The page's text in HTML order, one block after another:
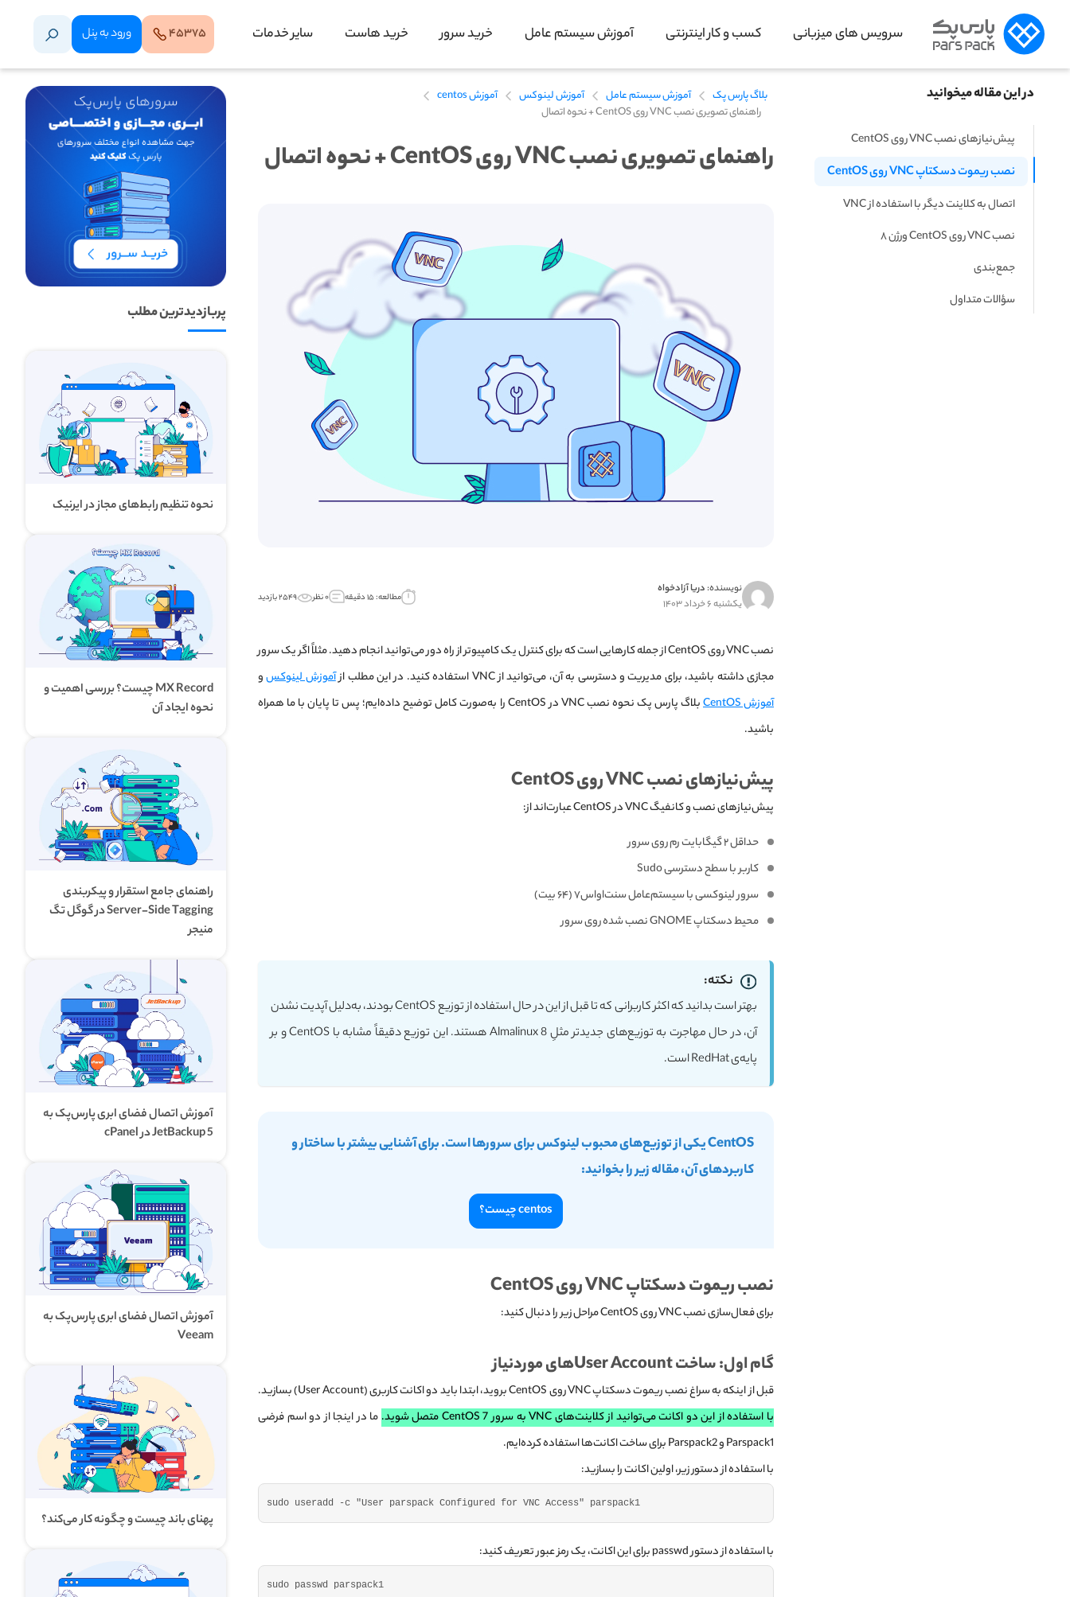
سرویس های میزبانی کسب و کار اینترنتی آموزش سیستم عامل خرید سرور خرید هاست سایر خدمات ۴۵۳۷۵ ورود‌ به‌ پنل
بلاگ پارس پک آموزش سیستم عامل آموزش لینوکس
آموزش centos
راهنمای تصویری نصب VNC روی CentOS + نحوه اتصال
راهنمای تصویری نصب VNC روی CentOS + نحوه اتصال
نویسنده: دریا آزادخواه
یکشنبه ۶ خرداد ۱۴۰۳
مطالعه: ۱۵ دقیقه ۰ نظر ۲۵۴۹ بازدید
در این مقاله میخوانید
پیش‌نیازهای نصب VNC‌ روی CentOS
نصب ریموت دسکتاپ VNC روی CentOS
اتصال به کلاینت دیگر با استفاده از VNC
نصب VNC روی CentOS ورژن ۸
جمع‌بندی
سؤالات متداول
نصب VNC‌ روی CentOS از جمله کارهایی است که برای کنترل یک کامپیوتر از راه دور می‌توانید انجام دهید. مثلاً اگر یک سرور
مجازی داشته باشید، برای مدیریت و دسترسی به آن، می‌توانید از VNC استفاده کنید. در این مطلب از
آموزش لینوکسو
آموزش CentOS
بلاگ پارس پک نحوه‌ نصب VNC در CentOS را به‌صورت کامل توضیح داده‌ایم؛ پس تا پایان با ما همراه
باشید.
پیش‌نیازهای نصب VNC‌ روی CentOS
پیش‌نیازهای نصب و کانفیگ VNC در CentOS عبارت‌اند از:
حداقل ۲ گیگابایت رم روی سرور
کاربر با سطح دسترسی Sudo
سرور لینوکسی با سیستم‌عامل سنت‌او‌اس۷ (۶۴ بیت)
محیط دسکتاپ GNOME نصب شده روی سرور
نکته:
بهتر است بدانید که اکثر کاربرانی که تا قبل از این در حال استفاده از توزیع CentOS بودند، به‌دلیل آپدیت نشدن
آن، در حال مهاجرت به توزیع‌های جدیدتر مثلِ Almalinux 8 هستند. این توزیع دقیقاً مشابه با CentOS و بر
پایه‌ی RedHat است.
CentOS یکی از توزیع‌های محبوب لینوکس برای سرورها است. برای آشنایی بیشتر با ساختار و
کاربردهای آن، مقاله زیر را بخوانید:
centos چیست؟
نصب ریموت دسکتاپ VNC روی CentOS
برای فعال‌سازی نصب VNC روی CentOS مراحل زیر را دنبال کنید:
گام اول: ساخت User Accountهای موردنیاز
قبل از اینکه به سراغ نصب ریموت دسکتاپ VNC‌ روی CentOS بروید، ابتدا باید دو اکانت کاربری (User Account) بسازید.
با استفاده از این دو اکانت می‌توانید از کلاینت‌های VNC به سرور CentOS 7 متصل شوید.
ما در اینجا از دو اسم فرضی
Parspack1 و Parspack2 برای ساخت اکانت‌ها استفاده کرده‌ایم.
با استفاده از دستور زیر، اولین اکانت را بسازید:
sudo useradd -c "User parspack Configured for VNC Access" parspack1
با استفاده از دستور passwd‌ برای این اکانت، یک رمز عبور تعریف کنید:
sudo passwd parspack1
پربازدیدترین مطلب
نحوه تنظیم رابط‌های مجاز در ایرنیک
MX Record چیست؟ بررسی اهمیت و
نحوه ایجاد آن
راهنمای جامع استقرار و پیکربندی
Server-Side Tagging در گوگل تگ
منیجر
آموزش اتصال فضای ابری پارس‌پک به
JetBackup 5 در cPanel
آموزش اتصال فضای ابری پارس‌پک به
Veeam
پهنای باند چیست و چگونه کار می‌کند؟